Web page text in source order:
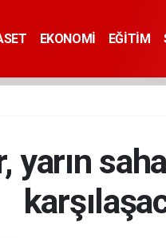
EKONOMİ EĞİTİM
yarın